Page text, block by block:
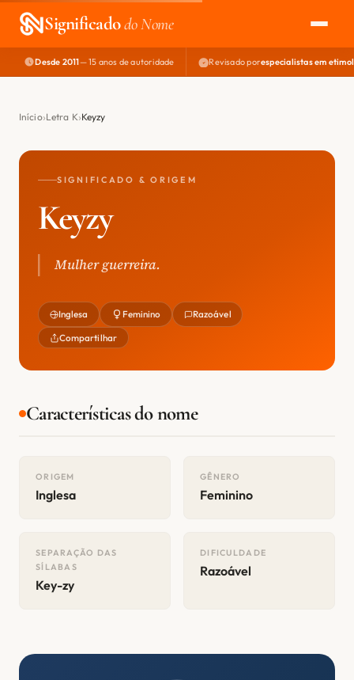
Significadodo Nome
EXPLORAR
NOME PERFEITO
Desde 2011— 15 anos de autoridade Revisado porespecialistas em
Início Letra K Keyzy
SIGNIFICADO & ORIGEM
Keyzy
Mulher guerreira.
Inglesa Feminino Razoável
Compartilhar
Características do nome
ORIGEM
Inglesa
GÊNERO
Feminino
SEPARAÇÃO DAS
SÍLABAS
Key-zy
DIFICULDADE
Razoável